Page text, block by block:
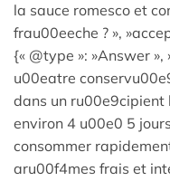
la sauce romesco et
frau00eeche ? »,
{« @type »: »Answer
u00eatre
dans un
environ 4 u00e0 5
consommer
aru00f4mes frais et